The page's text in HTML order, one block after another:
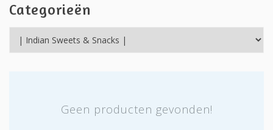
Categorieën
Geen producten gevonden!